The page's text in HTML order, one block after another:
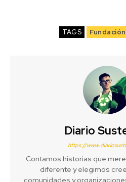
TAGS
Diario
https://
Contamos historias que
diferente y elegimos
comunidades y